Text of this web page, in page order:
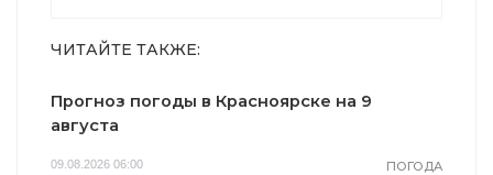
ЧИТАЙТЕ ТАКЖЕ:
Прогноз погоды в Красноярске на 9
августа
09.08.2026 06:00 ПОГОДА